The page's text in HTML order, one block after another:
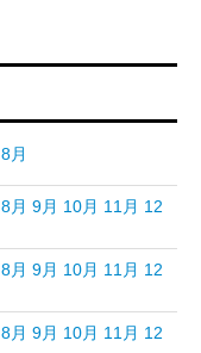
8月
8月 9月 10月 11月 12
8月 9月 10月 11月 12
8月 9月 10月 11月 12